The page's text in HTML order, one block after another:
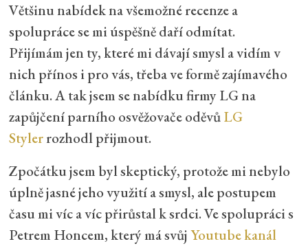
Většinu nabídek na všemožné recenze a
spolupráce se mi úspěšně daří odmítat.
Přijímám jen ty, které mi dávají smysl a vidím v
nich přínos i pro vás, třeba ve formě zajímavého
článku. A tak jsem se nabídku firmy LG na
zapůjčení parního osvěžovače oděvůLG
Stylerrozhodl přijmout.
Zpočátku jsem byl skeptický, protože mi nebylo
úplně jasné jeho využití a smysl, ale postupem
času mi víc a víc přirůstal k srdci. Ve spolupráci s
Petrem Honcem, který má svůjYoutube kanál